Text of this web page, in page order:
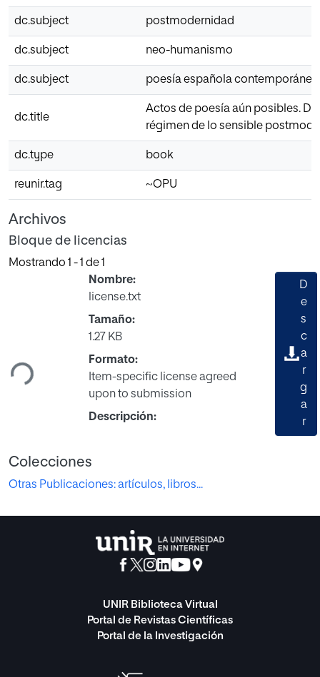
dc.subject postmodernidad
dc.subject neo-humanismo
dc.subject poesía española contemporánea
dc.title
Actos de poesía aún posibles.
régimen de lo sensible
dc.type book
reunir.tag ~OPU
Archivos
Bloque de licencias
Mostrando 1 - 1 de 1
Cargando...
Nombre:
license.txt
Tamaño:
1.27 KB
Formato:
Item-specific license agreed
upon to submission
Descripción:
D
e
s
c
a
r
g
a
r
Colecciones
Otras Publicaciones: artículos, libros...
UNIR Biblioteca Virtual
Portal de Revistas Científicas
Portal de la Investigación